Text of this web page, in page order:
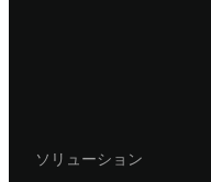
ソリューション